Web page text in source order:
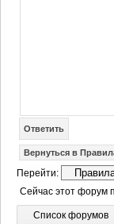
Ответить
Вернуться в
Перейти:
Сейчас этот форум
Список форумов